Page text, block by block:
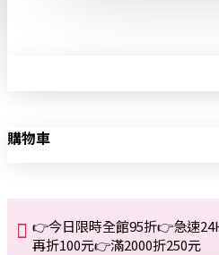
購物車
👉今日限時全館95折👉急速
再折100元👉滿2000折250元